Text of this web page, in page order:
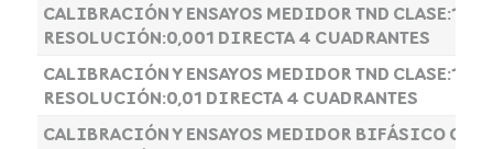
CALIBRACIÓN Y ENSAYOS MEDIDOR TND CLASE:1
RESOLUCIÓN:0,001 DIRECTA 4 CUADRANTES
CALIBRACIÓN Y ENSAYOS MEDIDOR TND CLASE:1
RESOLUCIÓN:0,01 DIRECTA 4 CUADRANTES
CALIBRACIÓN Y ENSAYOS MEDIDOR BIFÁSICO